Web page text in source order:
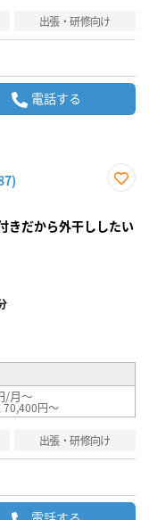
出張・研修向け
電話する
り登
録
きだから外干ししたい
/月～
70,400円～
出張・研修向け